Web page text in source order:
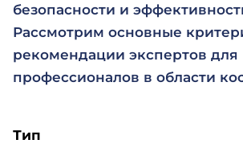
безопасности и
Рассмотрим основные
рекомендации экспертов для
профессионалов в области
Тип